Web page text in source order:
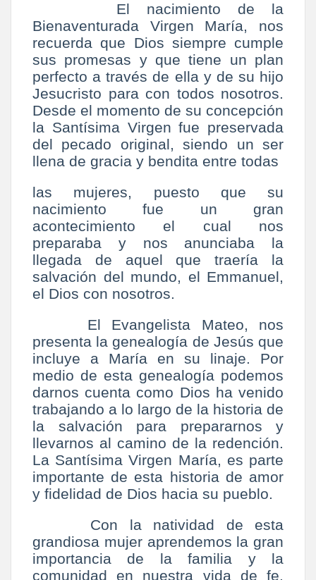
El nacimiento de la
Bienaventurada Virgen María, nos
recuerda que Dios siempre cumple
sus promesas y que tiene un plan
perfecto a través de ella y de su hijo
Jesucristo para con todos nosotros.
Desde el momento de su concepción
la Santísima Virgen fue preservada
del pecado original, siendo un ser
llena de gracia y bendita entre todas
las mujeres, puesto que su
nacimiento fue un gran
acontecimiento el cual nos
preparaba y nos anunciaba la
llegada de aquel que traería la
salvación del mundo, el Emmanuel,
el Dios con nosotros.
El Evangelista Mateo, nos
presenta la genealogía de Jesús que
incluye a María en su linaje. Por
medio de esta genealogía podemos
darnos cuenta como Dios ha venido
trabajando a lo largo de la historia de
la salvación para prepararnos y
llevarnos al camino de la redención.
La Santísima Virgen María, es parte
importante de esta historia de amor
y fidelidad de Dios hacia su pueblo.
Con la natividad de esta
grandiosa mujer aprendemos la gran
importancia de la familia y la
comunidad en nuestra vida de fe.